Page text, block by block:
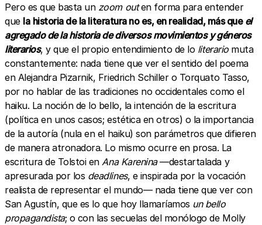
Pero es que basta un zoom outen forma para entender
que la historia de la literatura no es, en realidad, más que el
agregado de la historia de diversos movimientos y géneros
literarios, y que el propio entendimiento de lo literariomuta
constantemente: nada tiene que ver el sentido del poema
en Alejandra Pizarnik, Friedrich Schiller o Torquato Tasso,
por no hablar de las tradiciones no occidentales como el
haiku. La noción de lo bello, la intención de la escritura
(política en unos casos; estética en otros) o la importancia
de la autoría (nula en el haiku) son parámetros que difieren
de manera atronadora. Lo mismo ocurre en prosa. La
escritura de Tolstoi en Ana Karenina—destartalada y
apresurada por los deadlines, e inspirada por la vocación
realista de representar el mundo— nada tiene que ver con
San Agustín, que es lo que hoy llamaríamos un bello
propagandista; o con las secuelas del monólogo de Molly